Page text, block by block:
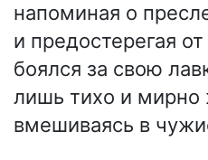
напоминая о
и предостерегая
боялся за свою
лишь тихо и мирно
вмешиваясь в